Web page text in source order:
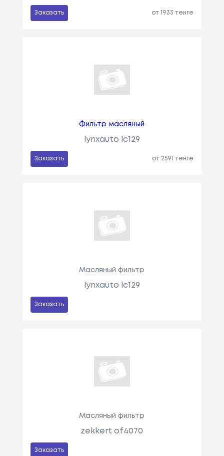
Заказать от 1933 тенге
Фильтр масляный
lynxauto lc129
Заказать от 2591 тенге
Масляный фильтр
lynxauto lc129
Заказать
Масляный фильтр
zekkert of4070
Заказать